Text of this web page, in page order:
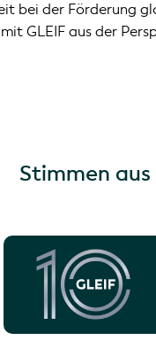
bei der Förderung
GLEIF aus der
Stimmen